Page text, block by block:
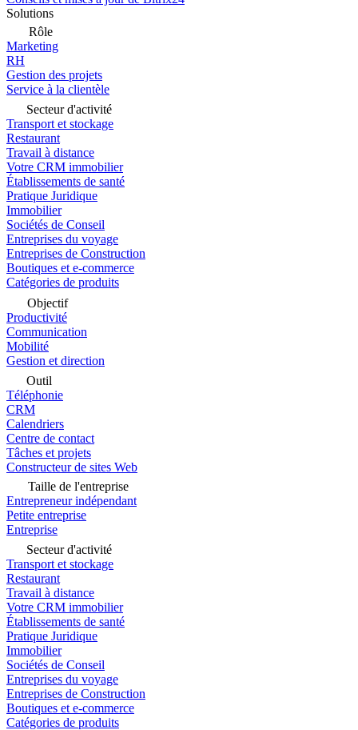
Solutions
Rôle
Marketing
RH
Gestion des projets
Service à la clientèle
Secteur d'activité
Transport et stockage
Restaurant
Travail à distance
Votre CRM immobilier
Établissements de santé
Pratique Juridique
Immobilier
Sociétés de Conseil
Entreprises du voyage
Entreprises de Construction
Boutiques et e-commerce
Catégories de produits
Objectif
Productivité
Communication
Mobilité
Gestion et direction
Outil
Téléphonie
CRM
Calendriers
Centre de contact
Tâches et projets
Constructeur de sites Web
Taille de l'entreprise
Entrepreneur indépendant
Petite entreprise
Entreprise
Secteur d'activité
Transport et stockage
Restaurant
Travail à distance
Votre CRM immobilier
Établissements de santé
Pratique Juridique
Immobilier
Sociétés de Conseil
Entreprises du voyage
Entreprises de Construction
Boutiques et e-commerce
Catégories de produits